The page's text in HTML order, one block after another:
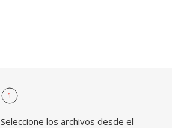
1
Seleccione los archivos desde el